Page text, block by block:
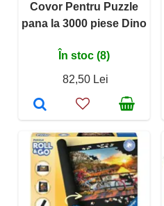
Covor Pentru Puzzle
pana la 3000 piese Dino
În stoc (8)
82,50 Lei